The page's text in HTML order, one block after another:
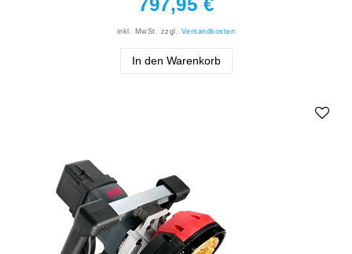
797,95 €
inkl. MwSt. zzgl. Versandkosten
In den Warenkorb